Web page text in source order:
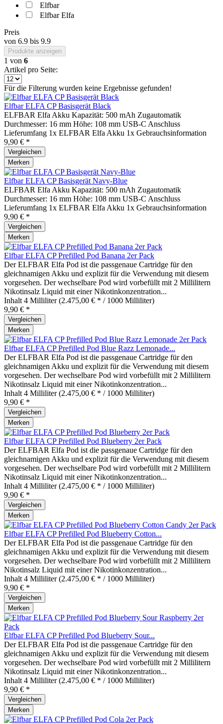
Elfbar
Elfbar Elfa
Preis
von 6.9 bis 9.9
Produkte anzeigen
1 von 6
Artikel pro Seite:
Für die Filterung wurden keine Ergebnisse gefunden!
Elfbar ELFA CP Basisgerät Black
ELFBAR Elfa Akku Kapazität: 500 mAh Zugautomatik
Durchmesser: 16 mm Höhe: 108 mm USB-C Anschluss
Lieferumfang 1x ELFBAR Elfa Akku 1x Gebrauchsinformation
9,90 € *
Vergleichen
Merken
Elfbar ELFA CP Basisgerät Navy-Blue
ELFBAR Elfa Akku Kapazität: 500 mAh Zugautomatik
Durchmesser: 16 mm Höhe: 108 mm USB-C Anschluss
Lieferumfang 1x ELFBAR Elfa Akku 1x Gebrauchsinformation
9,90 € *
Vergleichen
Merken
Elfbar ELFA CP Prefilled Pod Banana 2er Pack
Der ELFBAR Elfa Pod ist die passgenaue Cartridge für den
gleichnamigen Akku und explizit für die Verwendung mit diesem
vorgesehen. Der wechselbare Pod wird vorbefüllt mit 2 Millilitern
Nikotinsalz Liquid mit einer Nikotinkonzentration...
Inhalt 4 Milliliter(2.475,00 € * / 1000 Milliliter)
9,90 € *
Vergleichen
Merken
Elfbar ELFA CP Prefilled Pod Blue Razz Lemonade...
Der ELFBAR Elfa Pod ist die passgenaue Cartridge für den
gleichnamigen Akku und explizit für die Verwendung mit diesem
vorgesehen. Der wechselbare Pod wird vorbefüllt mit 2 Millilitern
Nikotinsalz Liquid mit einer Nikotinkonzentration...
Inhalt 4 Milliliter(2.475,00 € * / 1000 Milliliter)
9,90 € *
Vergleichen
Merken
Elfbar ELFA CP Prefilled Pod Blueberry 2er Pack
Der ELFBAR Elfa Pod ist die passgenaue Cartridge für den
gleichnamigen Akku und explizit für die Verwendung mit diesem
vorgesehen. Der wechselbare Pod wird vorbefüllt mit 2 Millilitern
Nikotinsalz Liquid mit einer Nikotinkonzentration...
Inhalt 4 Milliliter(2.475,00 € * / 1000 Milliliter)
9,90 € *
Vergleichen
Merken
Elfbar ELFA CP Prefilled Pod Blueberry Cotton...
Der ELFBAR Elfa Pod ist die passgenaue Cartridge für den
gleichnamigen Akku und explizit für die Verwendung mit diesem
vorgesehen. Der wechselbare Pod wird vorbefüllt mit 2 Millilitern
Nikotinsalz Liquid mit einer Nikotinkonzentration...
Inhalt 4 Milliliter(2.475,00 € * / 1000 Milliliter)
9,90 € *
Vergleichen
Merken
Elfbar ELFA CP Prefilled Pod Blueberry Sour...
Der ELFBAR Elfa Pod ist die passgenaue Cartridge für den
gleichnamigen Akku und explizit für die Verwendung mit diesem
vorgesehen. Der wechselbare Pod wird vorbefüllt mit 2 Millilitern
Nikotinsalz Liquid mit einer Nikotinkonzentration...
Inhalt 4 Milliliter(2.475,00 € * / 1000 Milliliter)
9,90 € *
Vergleichen
Merken